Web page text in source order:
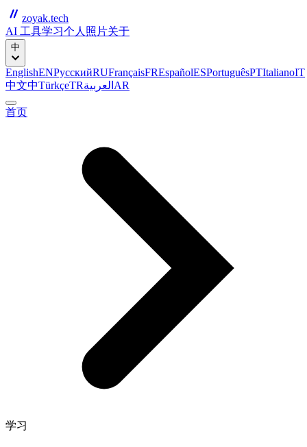
zoyak.tech
AI 工具学习个人 照片关于
中
EnglishENРусскийRUFrançaisFREspañolESPortuguêsPTItalianoIT
中文中TürkçeTRالعربية AR
首页
学习